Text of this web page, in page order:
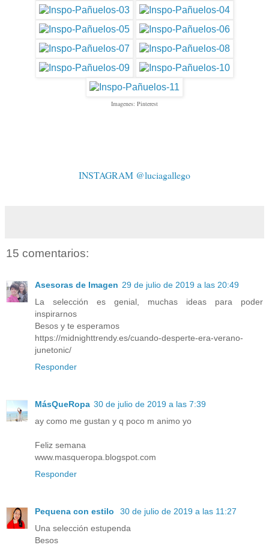
Imagenes: Pinterest
INSTAGRAM @luciagallego
15 comentarios:
Asesoras de Imagen 29 de julio de 2019 a las 20:49
La selección es genial, muchas ideas para poder
inspirarnos
Besos y te esperamos
https://midnighttrendy.es/cuando-desperte-era-verano-
junetonic/
Responder
MásQueRopa 30 de julio de 2019 a las 7:39
ay como me gustan y q poco m animo yo
Feliz semana
www.masqueropa.blogspot.com
Responder
Pequena con estilo
30 de julio de 2019 a las 11:27
Una selección estupenda
Besos